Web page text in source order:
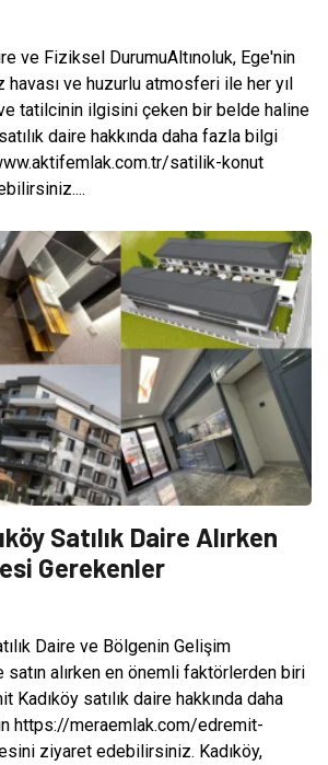
ve Fiziksel DurumuAltınoluk, Ege'nin
ve huzurlu atmosferi ile her yıl
ve tatilcinin ilgisini çeken bir belde haline
daire hakkında daha fazla bilgi
satilik-konut
Satılık Daire Alırken
Gerekenler
Daire ve Bölgenin Gelişim
alırken en önemli faktörlerden biri
Kadıköy satılık daire hakkında daha
https://meraemlak.com/edremit-
ziyaret edebilirsiniz. Kadıköy,